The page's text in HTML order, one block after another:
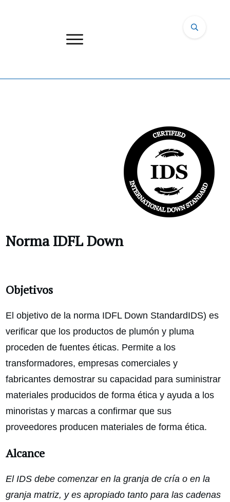
Norma IDFL Down
Objetivos
El objetivo de la norma IDFL Down StandardIDS) es
verificar que los productos de plumón y pluma
proceden de fuentes éticas. Permite a los
transformadores, empresas comerciales y
fabricantes demostrar su capacidad para suministrar
materiales producidos de forma ética y ayuda a los
minoristas y marcas a confirmar que sus
proveedores producen materiales de forma ética.
Alcance
El IDS debe comenzar en la granja de cría o en la
granja matriz, y es apropiado tanto para las cadenas